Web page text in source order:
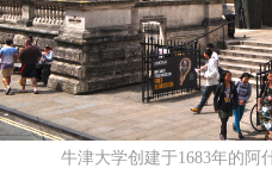
牛津大学创建于1683年的阿
中央美术学院美术馆出版授权
本人完全同意《中央美术学院
参与中央美术学院美术馆公
中央美术学院美术馆出版授权
本人完全同意《中央美术学院
参与中央美术学院美术馆公
中央美术学院美术馆出版授权
本人完全同意《中央美术学院
参与中央美术学院美术馆公
手机号码
手机号